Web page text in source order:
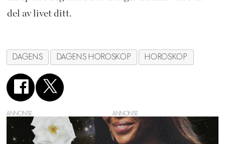
del av livet ditt.
DAGENS DAGENS HOROSKOP HOROSKOP
ANNONSE